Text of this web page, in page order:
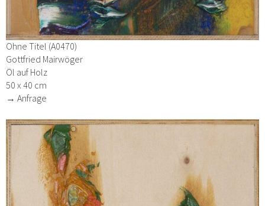
Ohne Titel (A0470)
Gottfried Mairwöger
Öl auf Holz
50 x 40 cm
→ Anfrage